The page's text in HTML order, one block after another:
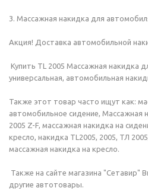
3. Массажная накидка для
Акция! Доставка автомобильной
Купить TL 2005 Массажная накидка
универсальная, автомобильная
Также этот товар часто ищут как:
автомобильное сидение, Массажная
2005 Z-F, массажная накидка на
кресло, накидка TL2005, 2005, ТЛ
массажная накидка на кресло.
Также на сайте магазина "Сетавир"
другие автотовары.